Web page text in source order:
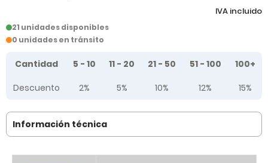
IVA incluido
21 unidades disponibles
0 unidades en tránsito
Tier prices table
Cantidad 5 - 10 11 - 20 21 - 50 51 - 100
100+
Descuento
2% 5% 10% 12% 15%
Información técnica